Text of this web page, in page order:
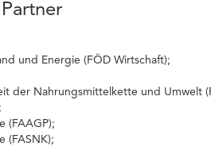
und Energie (FÖD Wirtschaft);
der Nahrungsmittelkette und Umwelt
(FAAGP);
(FASNK);